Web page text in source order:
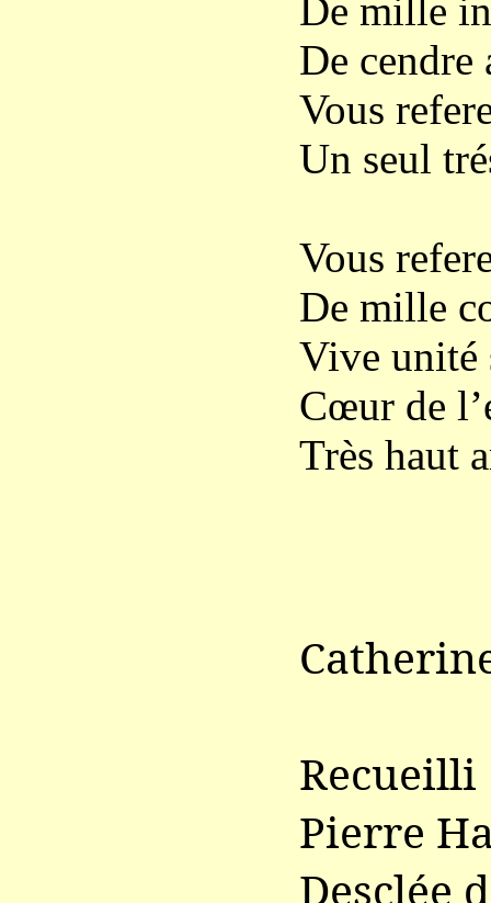
De mille
De cendre
Vous
Un seul
Vous
De mille
Vive unité
Cœur de
Très haut
Pierre
Desclée